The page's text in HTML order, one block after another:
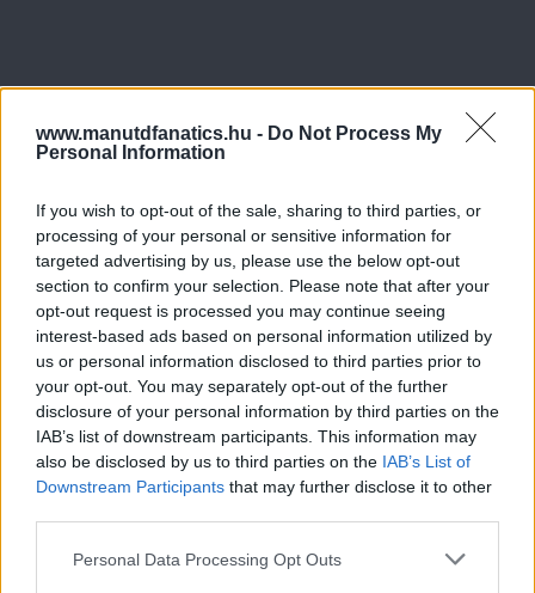
www.manutdfanatics.hu - Do Not Process My
Personal Information
If you wish to opt-out of the sale, sharing to third parties, or
processing of your personal or sensitive information for
targeted advertising by us, please use the below opt-out
section to confirm your selection. Please note that after your
opt-out request is processed you may continue seeing
interest-based ads based on personal information utilized by
us or personal information disclosed to third parties prior to
your opt-out. You may separately opt-out of the further
disclosure of your personal information by third parties on the
IAB’s list of downstream participants. This information may
also be disclosed by us to third parties on the IAB’s List of
Downstream Participants that may further disclose it to other
Please note that this website/app uses one or more Google
Personal Data Processing Opt Outs
Meccs Center
Paris Saint-Germainvs
Manchester United
Felkészülési szezon 4. mérkőzés
2026-08-08 17:00